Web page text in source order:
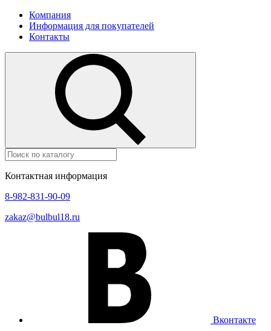
Компания
Информация для покупателей
Контакты
Контактная информация
8-982-831-90-09
zakaz@bulbul18.ru
Вконтакте